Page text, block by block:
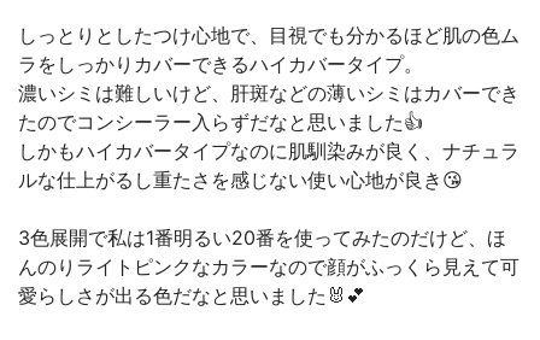
しっとりとしたつけ心地で、目視でも分かるほど肌の色ム
ラをしっかりカバーできるハイカバータイプ。
濃いシミは難しいけど、肝斑などの薄いシミはカバーでき
たのでコンシーラー入らずだなと思いました👍
しかもハイカバータイプなのに肌馴染みが良く、ナチュラ
ルな仕上がるし重たさを感じない使い心地が良き😘
3色展開で私は1番明るい20番を使ってみたのだけど、ほ
んのりライトピンクなカラーなので顔がふっくら見えて可
愛らしさが出る色だなと思いました🐰💕